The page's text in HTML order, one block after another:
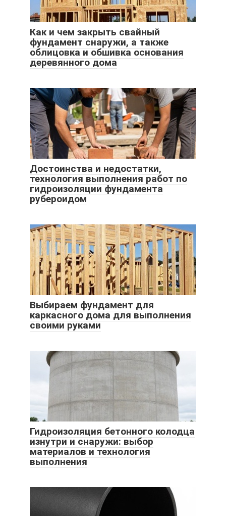
Как и чем закрыть свайный
фундамент снаружи, а также
облицовка и обшивка основания
деревянного дома
Достоинства и недостатки,
технология выполнения работ по
гидроизоляции фундамента
рубероидом
Выбираем фундамент для
каркасного дома для выполнения
своими руками
Гидроизоляция бетонного колодца
изнутри и снаружи: выбор
материалов и технология
выполнения